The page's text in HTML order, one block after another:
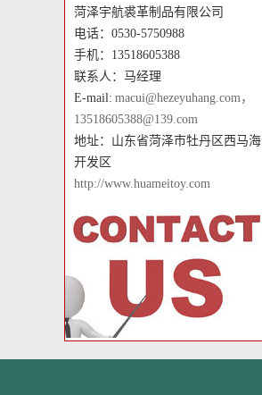
菏泽宇航裘革制品有限公司
电话：0530-5750988
手机：13518605388
联系人：马经理
E-mail: macui@hezeyuhang.com，
13518605388@139.com
地址：山东省菏泽市牡丹区西马海
开发区
http://www.huameitoy.com